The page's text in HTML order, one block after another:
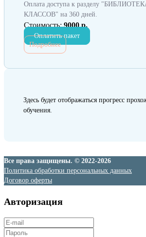
Оплата доступа к разделу
КЛАССОВ" на 360 дней.
Стоимость: 9000 р.
Оплатить пакет
Подробнее
Здесь будет отображаться прогресс
обучения.
Все права защищены. © 2022-2026
Политика обработки персональных данных
Договор оферты
Авторизация